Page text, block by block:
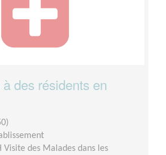
des résidents en
Visite des Malades dans les